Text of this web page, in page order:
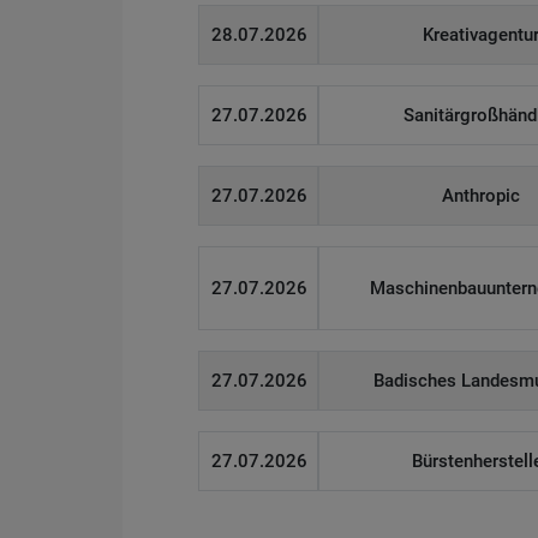
28.07.2026 Kreativagentur
27.07.2026
27.07.2026 Anthropic
27.07.2026
27.07.2026 Badisches
27.07.2026